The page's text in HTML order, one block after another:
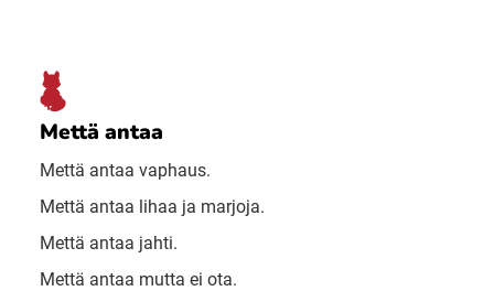
Mettä antaa
Mettä antaa vaphaus.
Mettä antaa lihaa ja marjoja.
Mettä antaa jahti.
Mettä antaa mutta ei ota.